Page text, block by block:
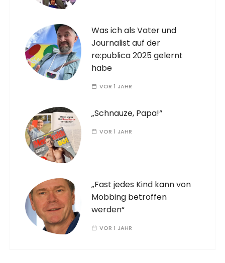
Was ich als Vater und
Journalist auf der
re:publica 2025 gelernt
habe
VOR 1 JAHR
„Schnauze, Papa!“
VOR 1 JAHR
„Fast jedes Kind kann von
Mobbing betroffen
werden“
VOR 1 JAHR